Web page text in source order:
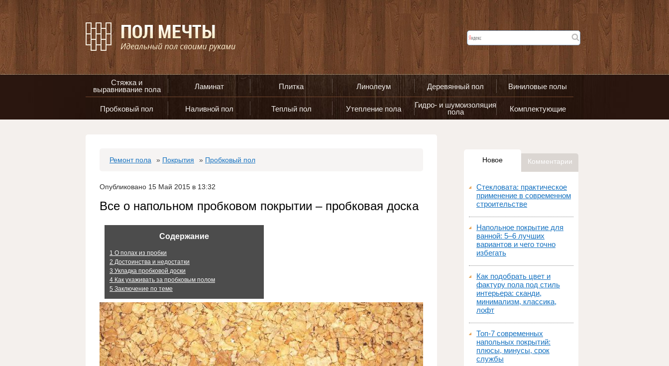
Стяжка и
выравнивание пола
Ламинат Плитка Линолеум Деревянный пол Виниловые полы
Пробковый пол Наливной пол Теплый пол Утепление пола
Гидро- и шумоизоляция
пола
Комплектующие
Ремонт пола » Покрытия » Пробковый пол
Опубликовано 15 Май 2015 в 13:32
Все о напольном пробковом покрытии – пробковая доска
Содержание
1 О полах из пробки
2 Достоинства и недостатки
3 Укладка пробковой доски
4 Как ухаживать за пробковым полом
5 Заключение по теме
Новое Комментарии
Стекловата: практическое
применение в современном
строительстве
Напольное покрытие для
ванной: 5–6 лучших
вариантов и чего точно
избегать
Как подобрать цвет и
фактуру пола под стиль
интерьера: сканди,
минимализм, классика,
лофт
Топ‑7 современных
напольных покрытий:
плюсы, минусы, срок
службы